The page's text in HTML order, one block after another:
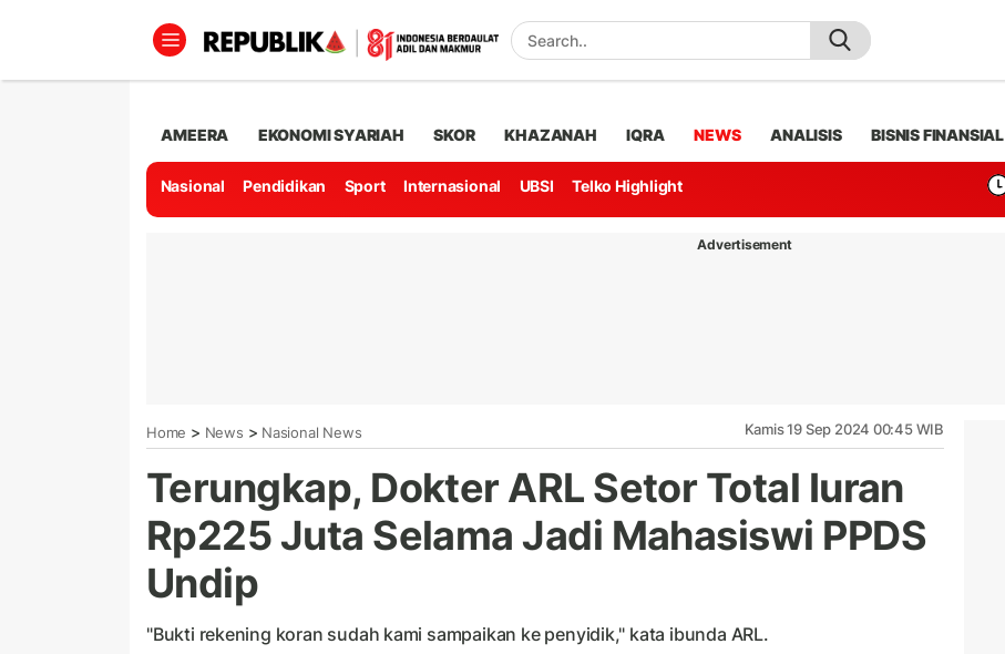
AMEERA EKONOMI SYARIAH SKOR KHAZANAH IQRA NEWS ANALISIS BISNIS FINANSIAL
Nasional Pendidikan Sport Internasional UBSI Telko Highlight
Advertisement
Home > News > Nasional News Kamis 19 Sep 2024 00:45 WIB
Terungkap, Dokter ARL Setor Total Iuran
Rp225 Juta Selama Jadi Mahasiswi PPDS
Undip
"Bukti rekening koran sudah kami sampaikan ke penyidik," kata ibunda ARL.